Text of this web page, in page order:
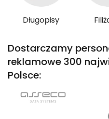
Długopisy
Dostarczamy
reklamowe 300
Polsce: